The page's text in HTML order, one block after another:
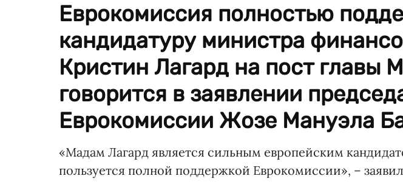
Еврокомиссия полностью
кандидатуру министра
Кристин Лагард на пост главы
говорится в заявлении
Еврокомиссии Жозе Мануэла
«Мадам Лагард является сильным европейским
пользуется полной поддержкой Еврокомиссии», –